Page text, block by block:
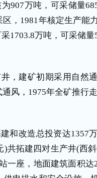
907万吨，可采储量
，1981年核定生产能
1703.8万吨，可采储量
，建矿初期采用自然
风，1975年全矿推行
和改造总投资达1357
)共拓建四对生产井(西
一座，地面建筑面积达